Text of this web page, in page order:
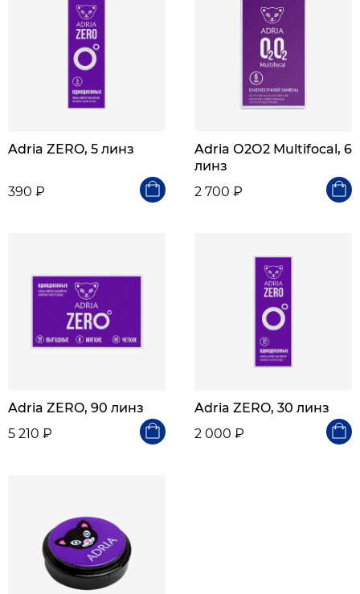
Adria ZERO, 5 линз
390 ₽
Adria О2О2 Multifocal, 6
линз
2 700 ₽
Adria ZERO, 90 линз
5 210 ₽
Adria ZERO, 30 линз
2 000 ₽